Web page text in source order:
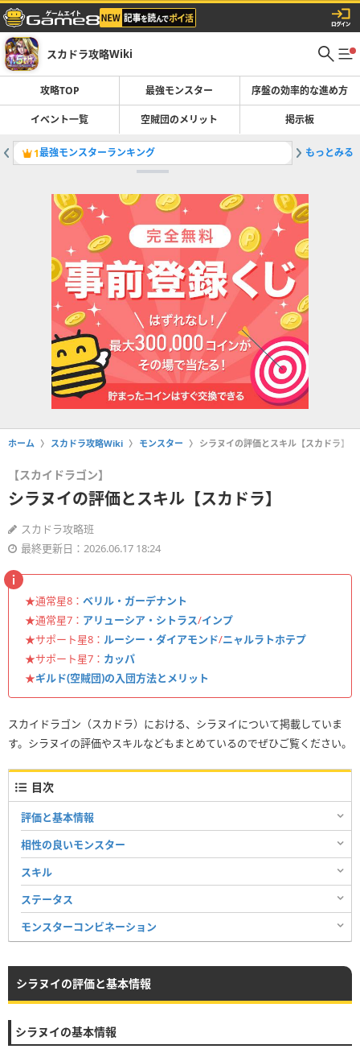
スカドラ攻略Wiki
攻略TOP 最強モンスター 序盤の効率的な進め方
イベント一覧 空賊団のメリット 掲示板
1最強モンスターランキング もっとみる
ホーム スカドラ攻略Wiki モンスター シラヌイの評価とスキル【スカドラ】
【スカイドラゴン】
シラヌイの評価とスキル【スカドラ】
スカドラ攻略班
最終更新日：2026.06.17 18:24
★通常星8： ベリル・ガーデナント
★通常星7： アリューシア・シトラス/インプ
★サポート星8： ルーシー・ダイアモンド/ニャルラトホテプ
★サポート星7： カッパ
★ギルド(空賊団)の入団方法とメリット
スカイドラゴン（スカドラ）における、シラヌイについて掲載していま
す。シラヌイの評価やスキルなどもまとめているのでぜひご覧ください。
目次
評価と基本情報
相性の良いモンスター
スキル
ステータス
モンスターコンビネーション
シラヌイの評価と基本情報
シラヌイの基本情報